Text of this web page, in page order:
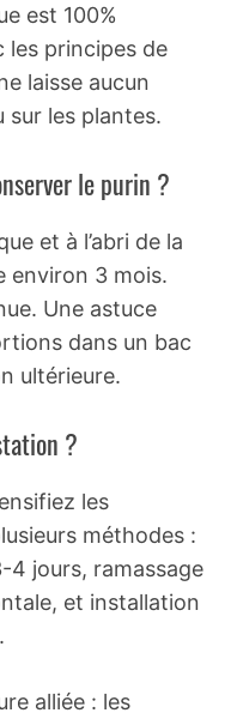
est 100%
les principes de
laisse aucun
sur les plantes.
le purin ?
et à l’abri de la
environ 3 mois.
Une astuce
dans un bac
ultérieure.
?
les
méthodes :
4 jours, ramassage
et installation
alliée : les